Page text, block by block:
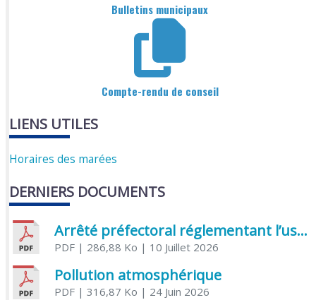
Bulletins municipaux
Compte-rendu de conseil
LIENS UTILES
Horaires des marées
DERNIERS DOCUMENTS
Arrêté préfectoral réglementant l’usage de l’eau
PDF| 286,88 Ko | 10 Juillet 2026
Pollution atmosphérique
PDF| 316,87 Ko | 24 Juin 2026